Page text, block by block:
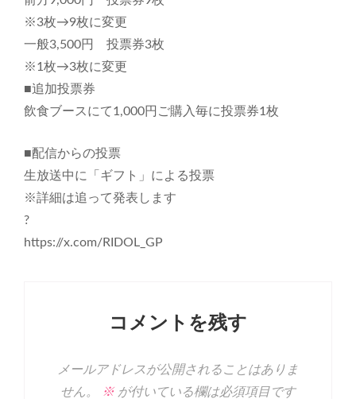
※3枚→9枚に変更
一般3,500円 投票券3枚
※1枚→3枚に変更
■追加投票券
飲食ブースにて1,000円ご購入毎に投票券1枚
■配信からの投票
生放送中に「ギフト」による投票
※詳細は追って発表します
?
https://x.com/RIDOL_GP
コメントを残す
メールアドレスが公開されることはありま
せん。
※ が付いている欄は必須項目です